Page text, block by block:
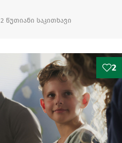
2 წუთიანი საკითხავი
2